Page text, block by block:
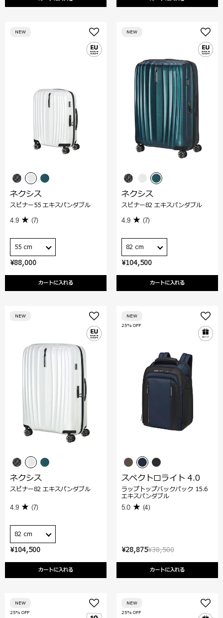
¥88,000
カートに入れる
NEW
ネクシス
スピナー55 エキスパンダブル
4.9 (7)
55 cm
¥104,500
カートに入れる
NEW
ネクシス
スピナー82 エキスパンダブル
4.9 (7)
82 cm
¥104,500
カートに入れる
NEW
ネクシス
スピナー82 エキスパンダブル
4.9 (7)
82 cm
¥38,500
¥28,875
カートに入れる
25% OFF
NEW
スペクトロライト 4.0
ラップトップバックパック 15.6
エキスパンダブル
5.0 (4)
25% OFF
NEW
25% OFF
NEW